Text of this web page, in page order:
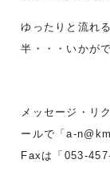
ゆったりと流れ
半・・・いかが
メッセージ・リ
ールで「a-
Faxは「